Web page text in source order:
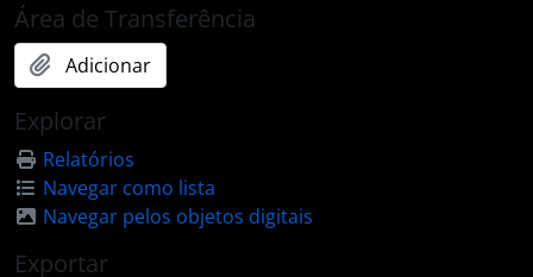
Área de Transferência
Adicionar
Explorar
Relatórios
Navegar como lista
Navegar pelos objetos digitais
Exportar